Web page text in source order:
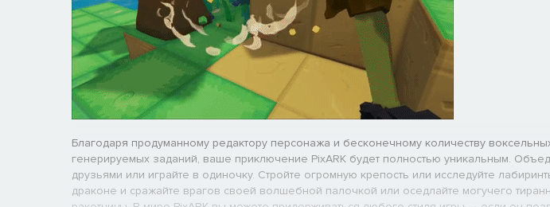
Благодаря продуманному редактору персонажа и бесконечному количеству
генерируемых заданий, ваше приключение PixARK будет полностью уникальным.
друзьями или играйте в одиночку. Стройте огромную крепость или исследуйте
драконе и сражайте врагов своей волшебной палочкой или оседлайте могучего